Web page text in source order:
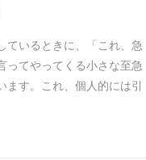
ているときに、「これ、急
ってやってくる小さな至急
す。これ、個人的には引